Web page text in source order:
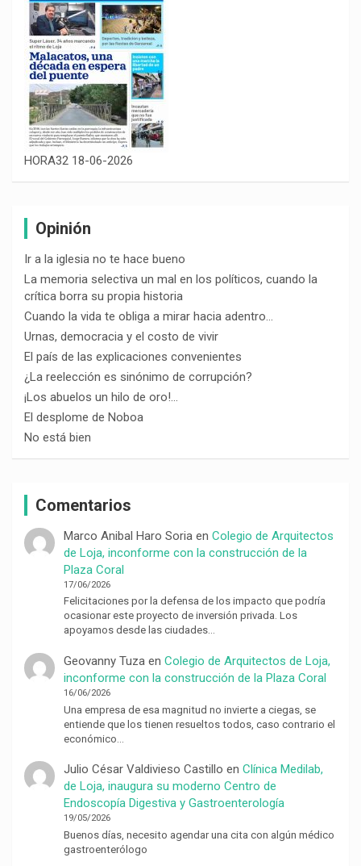
HORA32 18-06-2026
Opinión
Ir a la iglesia no te hace bueno
La memoria selectiva un mal en los políticos, cuando la
crítica borra su propia historia
Cuando la vida te obliga a mirar hacia adentro…
Urnas, democracia y el costo de vivir
El país de las explicaciones convenientes
¿La reelección es sinónimo de corrupción?
¡Los abuelos un hilo de oro!…
El desplome de Noboa
No está bien
Comentarios
Marco Anibal Haro Soriaen Colegio de Arquitectos
de Loja, inconforme con la construcción de la
Plaza Coral
17/06/2026
Felicitaciones por la defensa de los impacto que podría
ocasionar este proyecto de inversión privada. Los
apoyamos desde las ciudades…
Geovanny Tuzaen Colegio de Arquitectos de Loja,
inconforme con la construcción de la Plaza Coral
16/06/2026
Una empresa de esa magnitud no invierte a ciegas, se
entiende que los tienen resueltos todos, caso contrario el
económico…
Julio César Valdivieso Castillo en Clínica Medilab,
de Loja, inaugura su moderno Centro de
Endoscopía Digestiva y Gastroenterología
19/05/2026
Buenos días, necesito agendar una cita con algún médico
gastroenterólogo